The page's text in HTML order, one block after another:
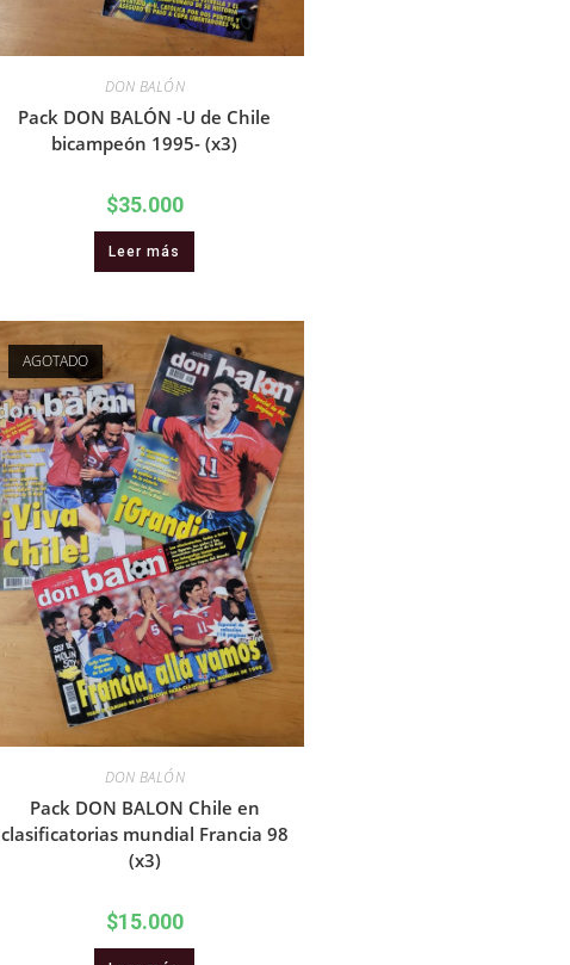
DON BALÓN
Pack DON BALÓN -U de Chile
bicampeón 1995- (x3)
$35.000
Leer más
AGOTADO
DON BALÓN
Pack DON BALON Chile en
clasificatorias mundial Francia 98
(x3)
$15.000